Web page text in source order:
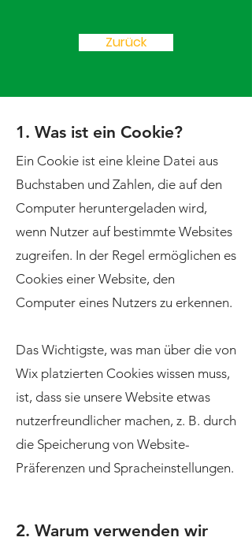
Zurück
1. Was ist ein Cookie?
Ein Cookie ist eine kleine Datei aus
Buchstaben und Zahlen, die auf den
Computer heruntergeladen wird,
wenn Nutzer auf bestimmte Websites
zugreifen. In der Regel ermöglichen es
Cookies einer Website, den
Computer eines Nutzers zu erkennen.
Das Wichtigste, was man über die von
Wix platzierten Cookies wissen muss,
ist, dass sie unsere Website etwas
nutzerfreundlicher machen, z. B. durch
die Speicherung von Website-
Präferenzen und Spracheinstellungen.
2. Warum verwenden wir